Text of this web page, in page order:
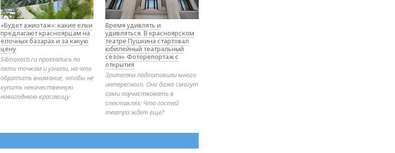
«Будет ажиотаж»: какие елки
предлагают красноярцам на
елочных базарах и за какую
цену
Sibnovosti.ru проехались по
пяти точкам и узнали, на что
обратить внимание, чтобы не
купить некачественную
новогоднюю красавицу
Время удивлять и
удивляться. В красноярском
театре Пушкина стартовал
юбилейный театральный
сезон. Фоторепортаж с
открытия
Зрителям подготовили много
интересного. Они даже смогут
сами поучаствовать в
спектаклях. Что гостей
театра ждет еще?